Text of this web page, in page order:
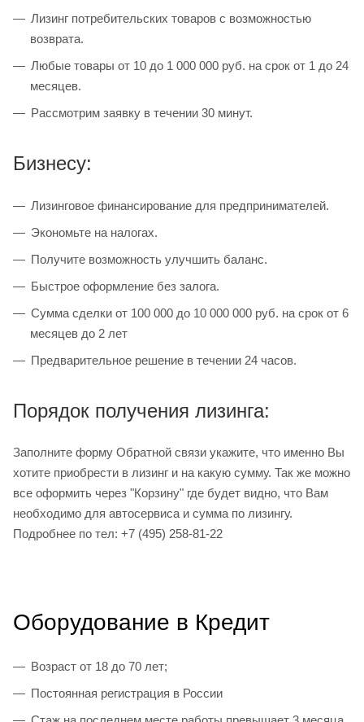
Лизинг потребительских товаров с возможностью
возврата.
Любые товары от 10 до 1 000 000 руб. на срок от 1 до 24
месяцев.
Рассмотрим заявку в течении 30 минут.
Бизнесу:
Лизинговое финансирование для предпринимателей.
Экономьте на налогах.
Получите возможность улучшить баланс.
Быстрое оформление без залога.
Сумма сделки от 100 000 до 10 000 000 руб. на срок от 6
месяцев до 2 лет
Предварительное решение в течении 24 часов.
Порядок получения лизинга:
Заполните форму Обратной связи укажите, что именно Вы
хотите приобрести в лизинг и на какую сумму. Так же можно
все оформить через "Корзину" где будет видно, что Вам
необходимо для автосервиса и сумма по лизингу.
Подробнее по тел: +7 (495) 258-81-22
Оборудование в Кредит
Возраст от 18 до 70 лет;
Постоянная регистрация в России